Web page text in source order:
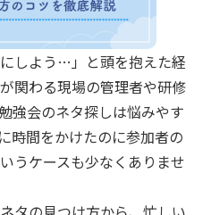
しよう…」と頭を抱えた経
関わる現場の管理者や研修
強会のネタ探しは悩みやす
時間をかけたのに参加者の
うケースも少なくありませ